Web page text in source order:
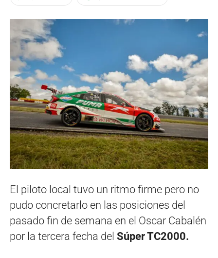
El piloto local tuvo un ritmo firme pero no
pudo concretarlo en las posiciones del
pasado fin de semana en el Oscar Cabalén
por la tercera fecha del Súper TC2000.